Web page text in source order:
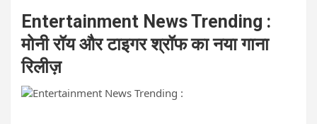
Entertainment News Trending :
मोनी रॉय और टाइगर श्रॉफ का नया गाना
रिलीज़